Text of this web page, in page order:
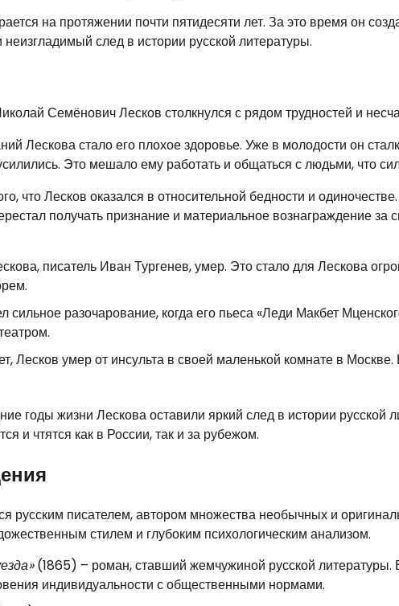
на протяжении почти пятидесяти лет. За это время он
след в истории русской литературы.
Семёнович Лесков столкнулся с рядом трудностей и
Лескова стало его плохое здоровье. Уже в молодости он
Это мешало ему работать и общаться с людьми, что
что Лесков оказался в относительной бедности и
получать признание и материальное вознаграждение за
писатель Иван Тургенев, умер. Это стало для Лескова
сильное разочарование, когда его пьеса «Леди Макбет
Лесков умер от инсульта в своей маленькой комнате в
годы жизни Лескова оставили яркий след в истории русской
и чтятся как в России, так и за рубежом.
писателем, автором множества необычных и
стилем и глубоким психологическим анализом.
(1865) – роман, ставший жемчужиной русской литературы.
индивидуальности с общественными нормами.